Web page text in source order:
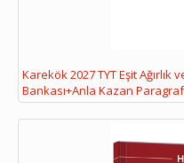
Karekök 2027 TYT Eşit
Bankası+Anla Kazan